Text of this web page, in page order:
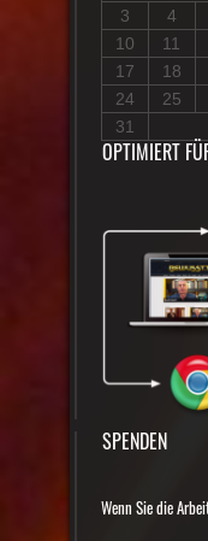
3
4
10
11
17
18
24
25
31
OPTIMIERT
SPENDEN
Wenn Sie die